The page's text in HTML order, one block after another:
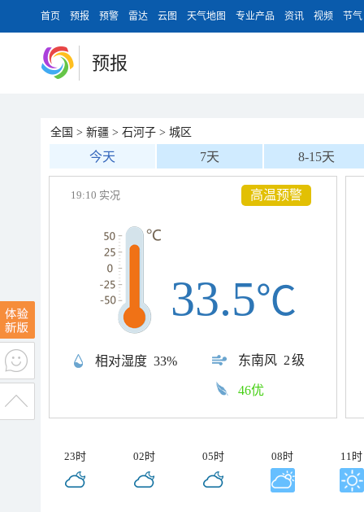
首页 预报 预警 雷达 云图 天气地图 专业产品 资讯 视频 节气
预报
全国 > 新疆 > 石河子 > 城区
今天 7天 8-15天
高温预警
19:10 实况
相对湿度 33% 东南风 2级
33.5℃
46优
23时 02时 05时 08时 11时